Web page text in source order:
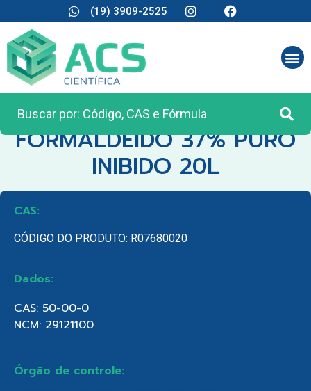
(19) 3909-2525
CATEGORIA: MATÉRIA PRIMA
FORMALDEIDO 37% PURO
INIBIDO 20L
CAS:
CÓDIGO DO PRODUTO: R07680020
Dados:
CAS: 50-00-0
NCM: 29121100
Órgão de controle: